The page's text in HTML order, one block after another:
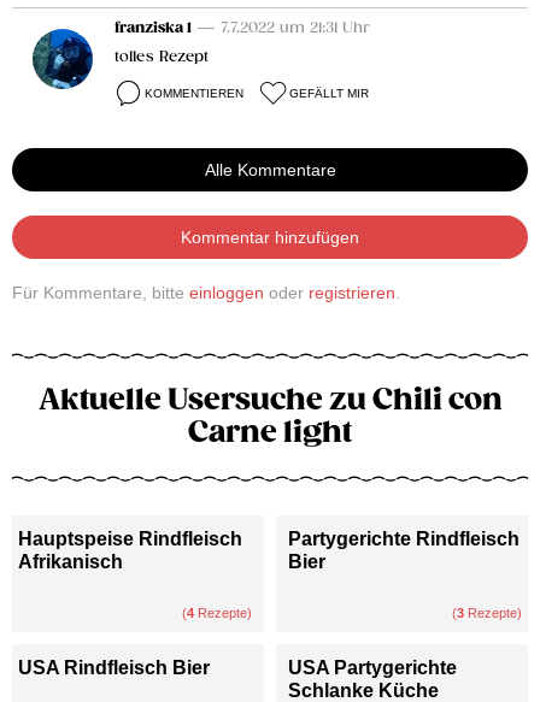
franziska 1 — 7.7.2022 um 21:31 Uhr
tolles Rezept
KOMMENTIEREN GEFÄLLT MIR
Alle Kommentare
Kommentar hinzufügen
Für Kommentare, bitte einloggen oder registrieren
Aktuelle Usersuche zu Chili con
Carne light
Hauptspeise Rindfleisch
Afrikanisch
(4 Rezepte)
Partygerichte Rindfleisch
Bier
(3 Rezepte)
USA Rindfleisch Bier
USA Partygerichte
Schlanke Küche